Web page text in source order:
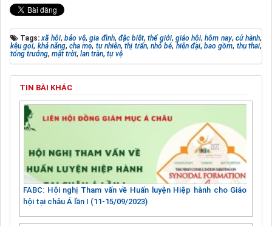
Tags:xã hội, bảo vệ,gia đình, đặc biệt,thế giới, giáo hội,hôm nay, cử hành,
kêu gọi, khả năng,cha mẹ, tự nhiên,thị trấn, nhỏ bé, hiện đại,bao gồm, thụ thai,
tổng trưởng, mặt trời, lan tràn, tự vệ
TIN BÀI KHÁC
FABC: Hội nghị Tham vấn về Huấn luyện Hiệp hành cho Giáo
hội tại châu Á lần I (11-15/09/2023)